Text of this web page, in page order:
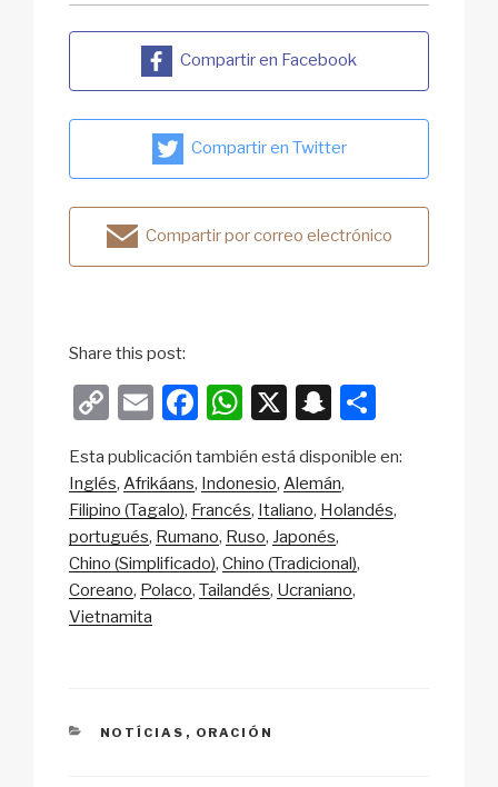
Compartir en Facebook
Compartir en Twitter
Compartir por correo electrónico
Share this post:
C
p
y
Li
n
k
E
ail
F
c
e
b
o
W
at
s
A
p
X
S
a
p
c
h
ar
e
Esta publicación también está disponible en:
Inglés Afrikáans Indonesio Alemán
Filipino (Tagalo) Francés Italiano Holandés
portugués Rumano Ruso Japonés
Chino (Simplificado) Chino (Tradicional)
Coreano Polaco Tailandés Ucraniano
Vietnamita
CATEGORIES
NOTÍCIAS , ORACIÓN